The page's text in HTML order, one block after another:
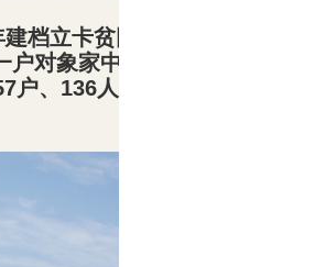
建档立卡贫困户贫困人口
对象家中，了解情况、走
户、 136人，贫困户